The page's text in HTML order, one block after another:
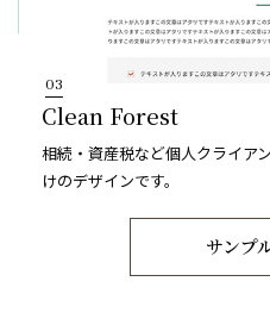
03
Clean Forest
相続・資産税など個人クライア
けのデザインです。
サンプ